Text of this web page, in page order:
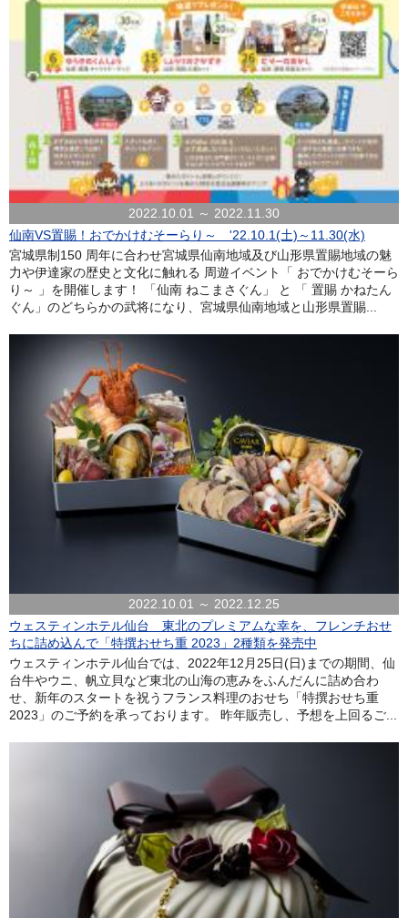
2022.10.01 ～ 2022.11.30
仙南VS置賜！おでかけむそーらり～ '22.10.1(土)～11.30(水)
宮城県制150 周年に合わせ宮城県仙南地域及び山形県置賜地域の魅
力や伊達家の歴史と文化に触れる 周遊イベント「 おでかけむそーら
り～ 」を開催します！ 「仙南 ねこまさぐん」 と 「 置賜 かねたん
ぐん」のどちらかの武将になり、宮城県仙南地域と山形県置賜...
2022.10.01 ～ 2022.12.25
ウェスティンホテル仙台 東北のプレミアムな幸を、フレンチおせ
ちに詰め込んで「特撰おせち重 2023」2種類を発売中
ウェスティンホテル仙台では、2022年12月25日(日)までの期間、仙
台牛やウニ、帆立貝など東北の山海の恵みをふんだんに詰め合わ
せ、新年のスタートを祝うフランス料理のおせち「特撰おせち重
2023」のご予約を承っております。 昨年販売し、予想を上回るご...